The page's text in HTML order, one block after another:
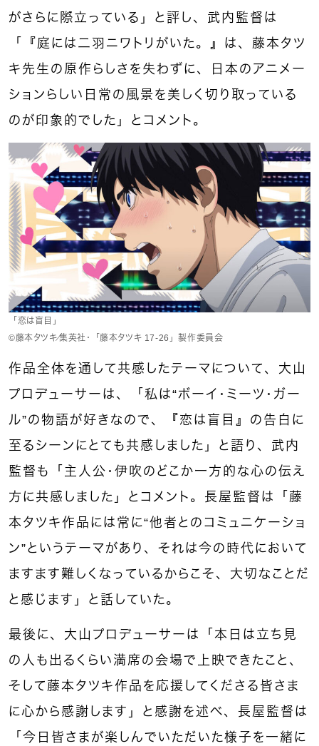
がさらに際立っている」と評し、武内監督は
「『庭には二羽ニワトリがいた。』は、藤本タツ
キ先生の原作らしさを失わずに、日本のアニメー
ションらしい日常の風景を美しく切り取っている
のが印象的でした」とコメント。
「恋は盲目」
©藤本タツキ／集英社・「藤本タツキ 17-26」製作委員会
作品全体を通して共感したテーマについて、大山
プロデューサーは、「私は“ボーイ・ミーツ・ガー
ル”の物語が好きなので、『恋は盲目』の告白に
至るシーンにとても共感しました」と語り、武内
監督も「主人公・伊吹のどこか一方的な心の伝え
方に共感しました」とコメント。長屋監督は「藤
本タツキ作品には常に“他者とのコミュニケーショ
ン”というテーマがあり、それは今の時代において
ますます難しくなっているからこそ、大切なことだ
と感じます」と話していた。
最後に、大山プロデューサーは「本日は立ち見
の人も出るくらい満席の会場で上映できたこと、
そして藤本タツキ作品を応援してくださる皆さま
に心から感謝します」と感謝を述べ、長屋監督は
「今日皆さまが楽しんでいただいた様子を一緒に